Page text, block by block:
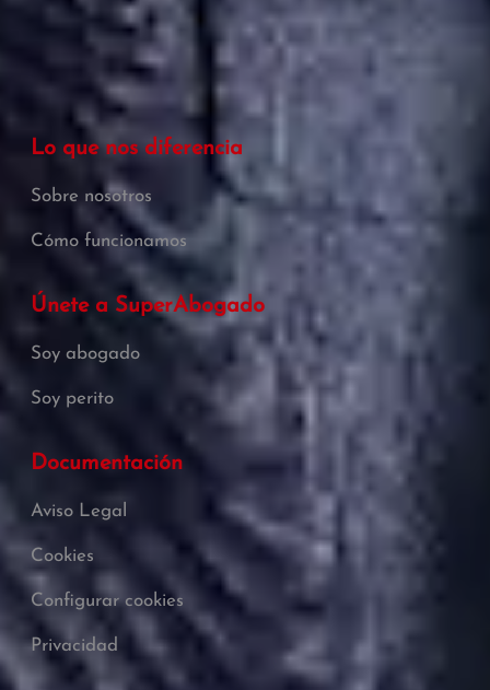
Lo que nos diferencia
Sobre nosotros
Cómo funcionamos
Únete a SuperAbogado
Soy abogado
Soy perito
Documentación
Aviso Legal
Cookies
Configurar cookies
Privacidad